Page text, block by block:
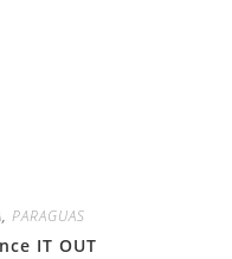
, PARAGUAS
IT OUT